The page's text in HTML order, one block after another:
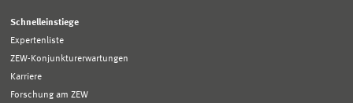
Schnelleinstiege
Expertenliste
ZEW-Konjunkturerwartungen
Karriere
Forschung am ZEW